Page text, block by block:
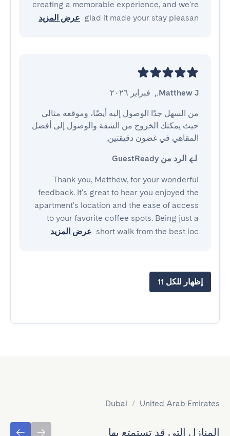
creating a memorable experience, and we're
glad it made your stay pleasan عرض المزيد
Matthew J.
, فبراير ٢٠٢٦
المقاهي في غضون دقيقتين.
الرد من GuestReady
Thank you, Matthew, for your wonderful
feedback. It's great to hear you enjoyed the
apartment's location and the ease of access
to your favorite coffee spots. Being just a
short walk from the best loc عرض المزيد
إظهار للكل 11
United Arab Emirates
/
Dubai
المنازل التي قد تستمتع بها